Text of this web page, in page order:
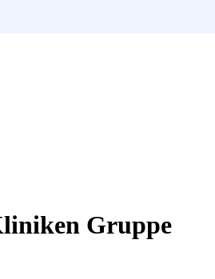
Gruppe